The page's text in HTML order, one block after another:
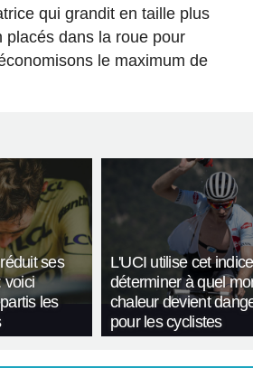
qui grandit en taille plus
placés dans la roue pour
le maximum de
ses
voici
les
L'UCI utilise cet
déterminer à quel
chaleur devient
pour les cyclistes